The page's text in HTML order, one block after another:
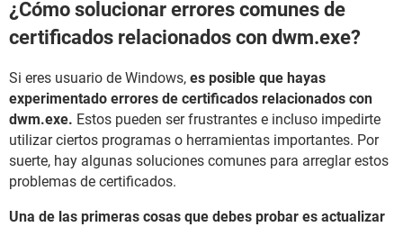
¿Cómo solucionar errores comunes de
certificados relacionados con dwm.exe?
Si eres usuario de Windows, es posible que hayas
experimentado errores de certificados relacionados con
dwm.exe. Estos pueden ser frustrantes e incluso impedirte
utilizar ciertos programas o herramientas importantes. Por
suerte, hay algunas soluciones comunes para arreglar estos
problemas de certificados.
Una de las primeras cosas que debes probar es actualizar